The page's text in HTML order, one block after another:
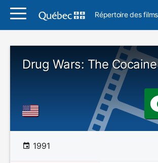
Répertoire des
Drug Wars: The
1991